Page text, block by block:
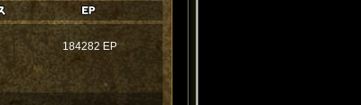
184282 EP